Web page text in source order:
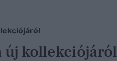
új kollekciójáról